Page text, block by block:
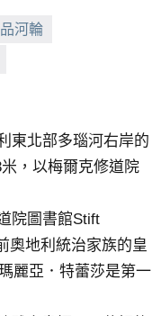
河輪
東北部多瑙河右岸的
，以梅爾克修道院
院圖書館Stift
奧地利統治家族的皇
麗亞．特蕾莎是第一